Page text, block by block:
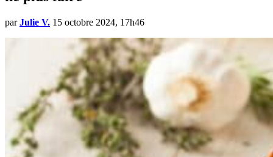
par Julie V. 15 octobre 2024, 17h46